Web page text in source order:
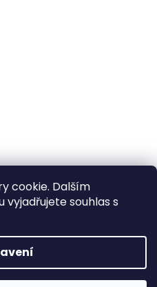
cookie. Dalším
souhlas s
×
Získáte jí